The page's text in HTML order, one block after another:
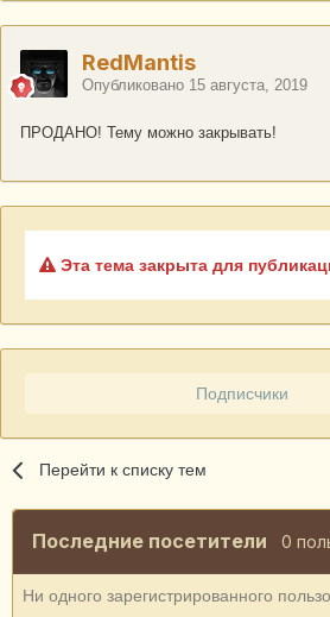
RedMantis
Опубликовано 15 августа, 2019
ПРОДАНО! Тему можно закрывать!
Эта тема закрыта для
Подписчики
Перейти к списку тем
Последние посетители 0
Ни одного зарегистрированного